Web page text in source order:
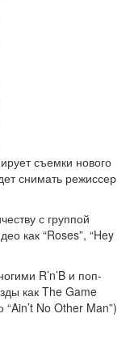
съемки нового
снимать режиссер
с группой
как “Roses”, “Hey
R’n’B и поп-
как The Game
No Other Man”)